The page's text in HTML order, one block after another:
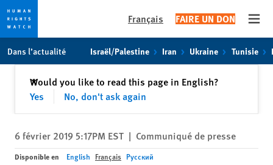
toto
content
Français FAIRE UN DON
Dans l’actualité Israël/Palestine Iran Ukraine Tunisie
Would you like to read this page in English?
Yes
No, don't ask again
✕Fermer
6 février 2019 5:17PM EST | Communiqué de presse
Disponible en English Français Русский